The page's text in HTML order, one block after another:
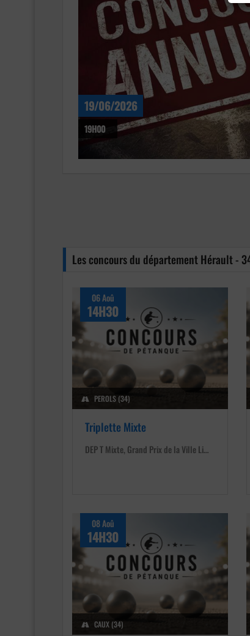
19/06/2026
19H00
Les concours du département Hérault -
06 Aoû
14H30
PEROLS (34)
Triplette Mixte
DEP T Mixte, Grand Prix de la Ville Li…
08 Aoû
14H30
CAUX (34)